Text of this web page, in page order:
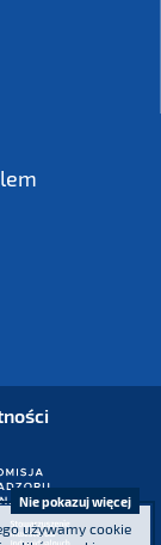
używamy cookie
Nie pokazuj więcej